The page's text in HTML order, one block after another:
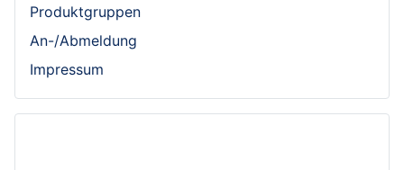
Produktgruppen
An-/Abmeldung
Impressum